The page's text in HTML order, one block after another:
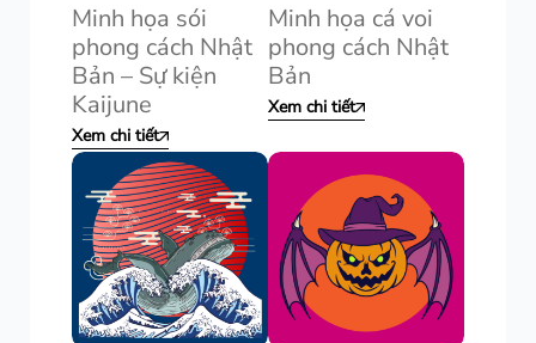
Minh họa sói
phong cách Nhật
Bản – Sự kiện
Kaijune
Xem chi tiết
Minh họa cá voi
phong cách Nhật
Bản
Xem chi tiết